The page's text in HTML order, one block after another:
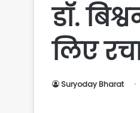
डॉ.
लिए
Suryoday Bharat